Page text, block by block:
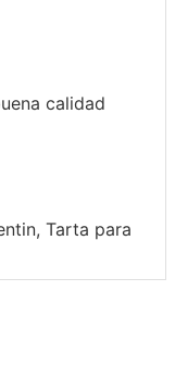
calidad
Tarta para